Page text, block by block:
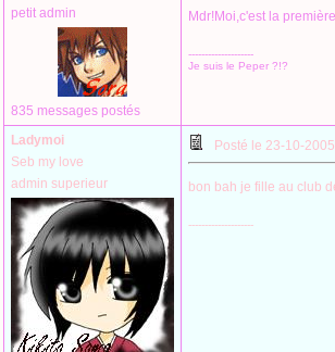
petit admin
835 messages postés
Mdr!Moi,c'est la
--------------------
Je suis le Peper ?!?
Ladymoi
Seb my love
admin superieur
Posté le 23-10-
bon bah je fille au club
--------------------